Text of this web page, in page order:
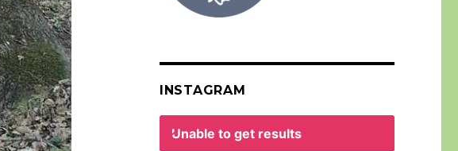
INSTAGRAM
Unable to get results